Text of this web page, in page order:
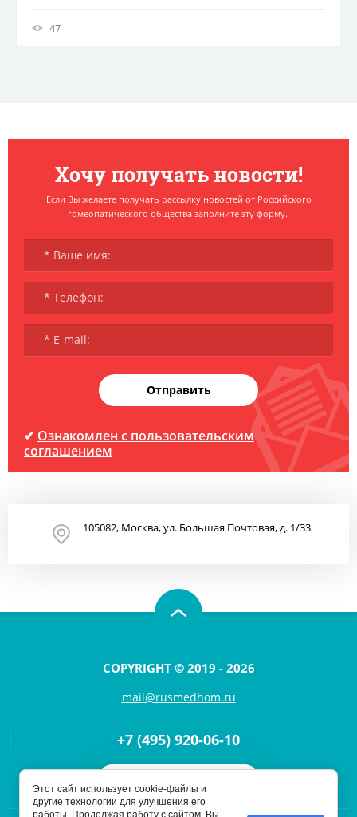
47
Хочу получать новости!
Если Вы желаете получать рассылку новостей от Российского
гомеопатического общества заполните эту форму.
Отправить
✔ Ознакомлен с пользовательским
соглашением
105082, Москва, ул. Большая Почтовая, д. 1/33
COPYRIGHT © 2019 - 2026
mail@rusmedhom.ru
+7 (495) 920-06-10
Этот сайт использует cookie-файлы и
другие технологии для улучшения его
работы. Продолжая работу с сайтом, Вы